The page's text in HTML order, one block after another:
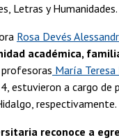
Letras y Humanidades.
Rosa Devés
académica,
María
estuvieron a cargo
respectivamente.
reconoce a